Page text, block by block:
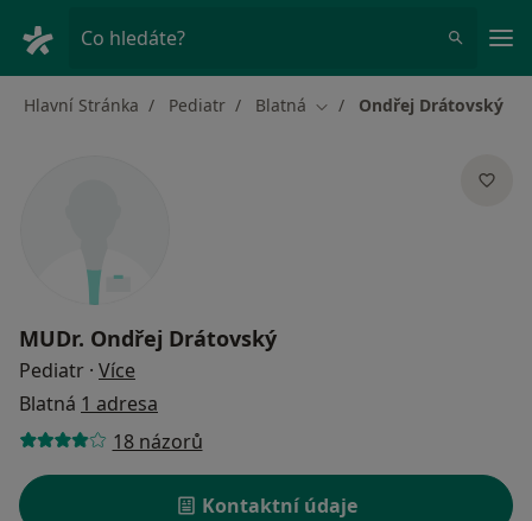
Co hledáte?
Hlavní Stránka Pediatr Blatná Změna města
Ondřej Drátovský
MUDr. Ondřej Drátovský
Pediatr · Více
Blatná 1 adresa
18 názorů
Kontaktní údaje